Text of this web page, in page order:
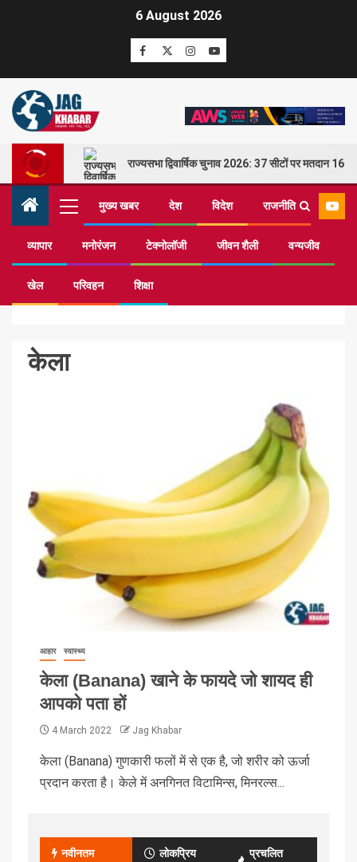
6 August 2026
राज्यसभा द्विवार्षिक चुनाव 2026: 37 सीटों पर मतदान 16
मुख्य खबर देश विदेश राजनीति
व्यापार मनोरंजन टेक्नोलॉजी जीवन शैली वन्यजीव
खेल परिवहन शिक्षा
Home केला
केला
आहार स्वास्थ्य
केला (Banana) खाने के फायदे जो शायद ही
आपको पता हों
4 March 2022 Jag Khabar
केला (Banana) गुणकारी फलों में से एक है, जो शरीर को ऊर्जा
प्रदान करता है। केले में अनगिनत विटामिन्स, मिनरल्स...
नवीनतम लोकप्रिय
प्रचलित